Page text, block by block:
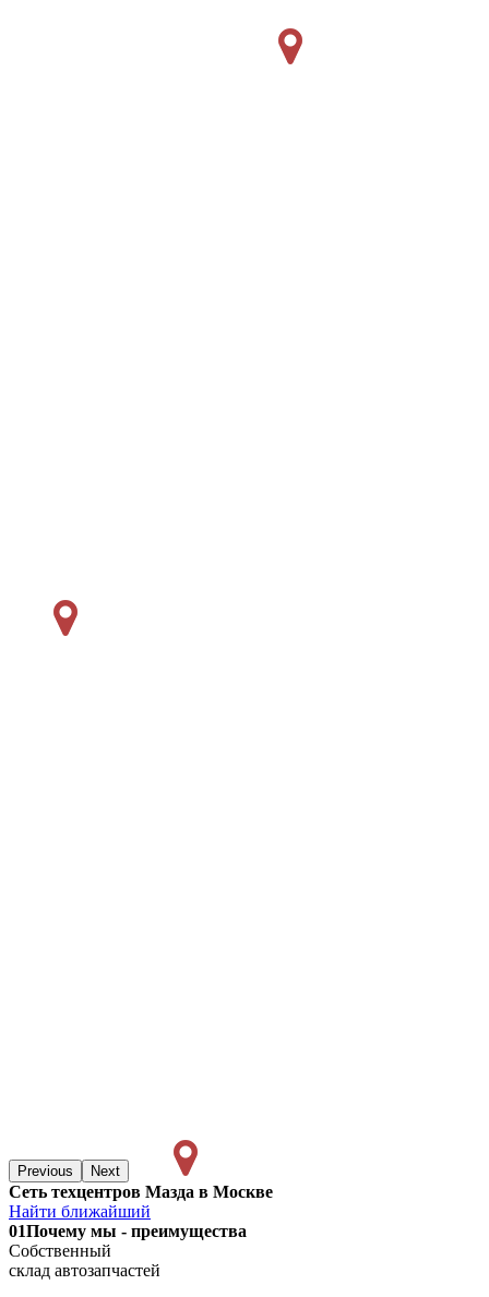
Previous Next
Сеть техцентров Мазда в Москве
Найти ближайший
01Почему мы - преимущества
Собственный
склад автозапчастей